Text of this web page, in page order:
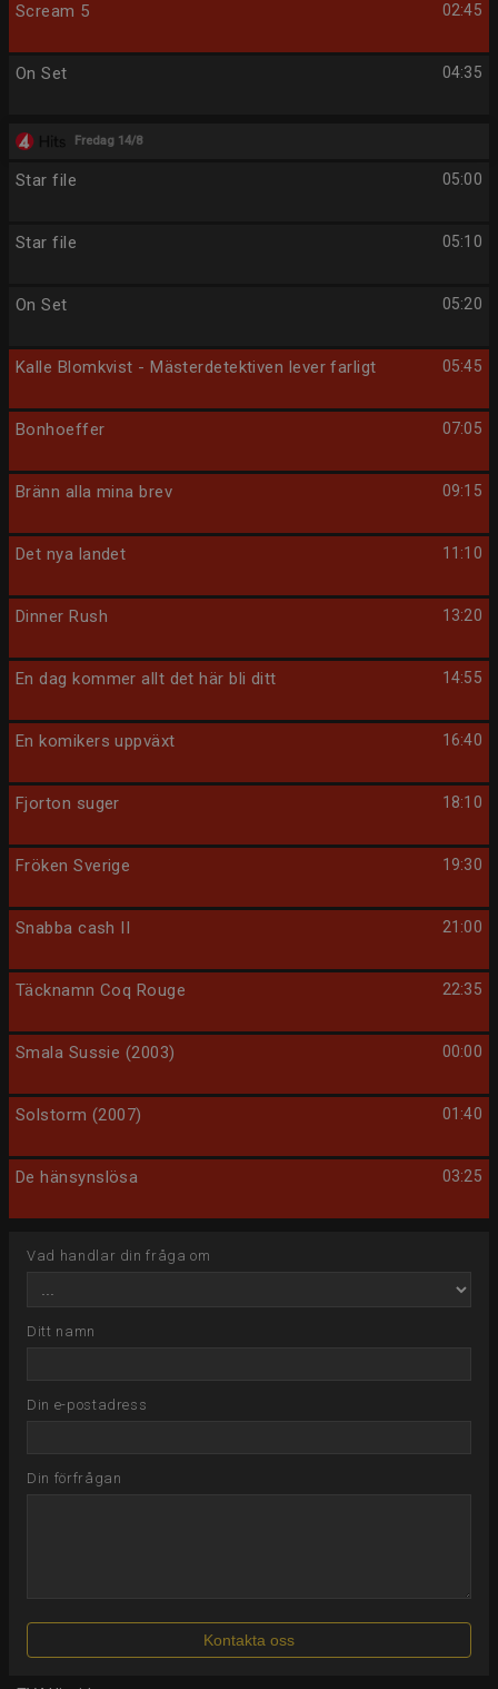
02:45
Scream 5
04:35
On Set
Fredag 14/8
05:00
Star file
05:10
Star file
05:20
On Set
05:45
Kalle Blomkvist - Mästerdetektiven lever farligt
07:05
Bonhoeffer
09:15
Bränn alla mina brev
11:10
Det nya landet
13:20
Dinner Rush
14:55
En dag kommer allt det här bli ditt
16:40
En komikers uppväxt
18:10
Fjorton suger
19:30
Fröken Sverige
21:00
Snabba cash II
22:35
Täcknamn Coq Rouge
00:00
Smala Sussie (2003)
01:40
Solstorm (2007)
03:25
De hänsynslösa
Vad handlar din fråga om
Ditt namn
Din e-postadress
Din förfrågan